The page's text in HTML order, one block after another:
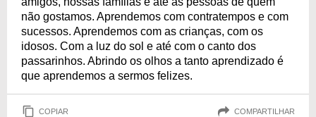
não gostamos. Aprendemos com contratempos e com
sucessos. Aprendemos com as crianças, com os
idosos. Com a luz do sol e até com o canto dos
passarinhos. Abrindo os olhos a tanto aprendizado é
que aprendemos a sermos felizes.
COPIAR COMPARTILHAR